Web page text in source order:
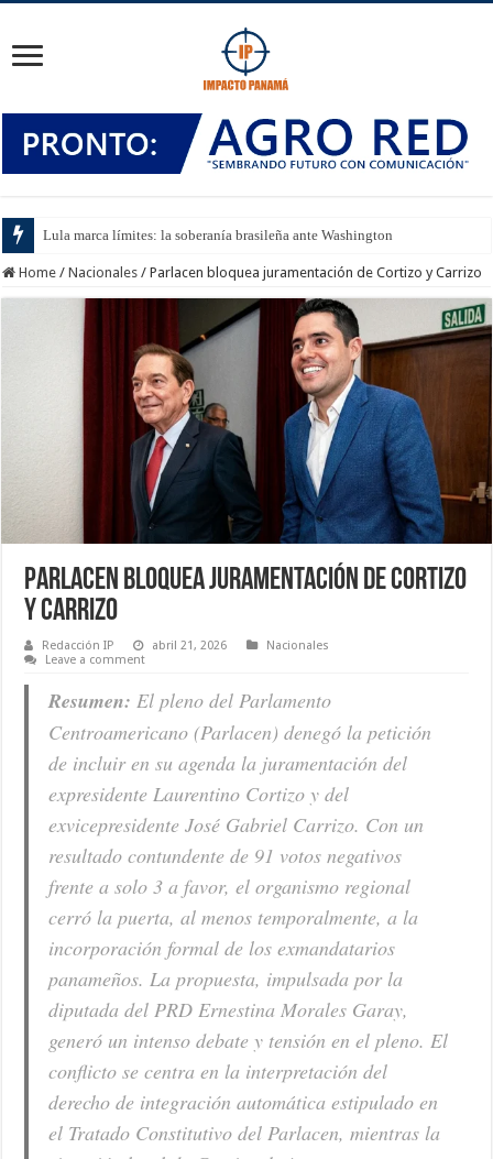
Lula marca límites: la soberanía brasileña ante Washington
Home / Nacionales / Parlacen bloquea juramentación de Cortizo y Carrizo
Parlacen bloquea juramentación de Cortizo
y Carrizo
Redacción IP abril 21, 2026
Nacionales
Leave a comment
Resumen: El pleno del Parlamento
Centroamericano (Parlacen) denegó la petición
de incluir en su agenda la juramentación del
expresidente Laurentino Cortizo y del
exvicepresidente José Gabriel Carrizo. Con un
resultado contundente de 91 votos negativos
frente a solo 3 a favor, el organismo regional
cerró la puerta, al menos temporalmente, a la
incorporación formal de los exmandatarios
panameños. La propuesta, impulsada por la
diputada del PRD Ernestina Morales Garay,
generó un intenso debate y tensión en el pleno. El
conflicto se centra en la interpretación del
derecho de integración automática estipulado en
el Tratado Constitutivo del Parlacen, mientras la